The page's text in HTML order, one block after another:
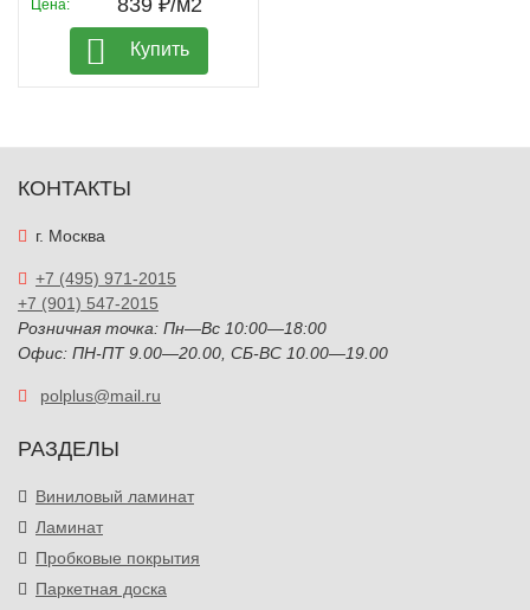
Цена: 839 ₽/м2
Купить
КОНТАКТЫ
г. Москва
+7 (495) 971-2015
+7 (901) 547-2015
Розничная точка: Пн—Вс 10:00—18:00
Офис: ПН-ПТ 9.00—20.00, СБ-ВС 10.00—19.00
polplus@mail.ru
РАЗДЕЛЫ
Виниловый ламинат
Ламинат
Пробковые покрытия
Паркетная доска